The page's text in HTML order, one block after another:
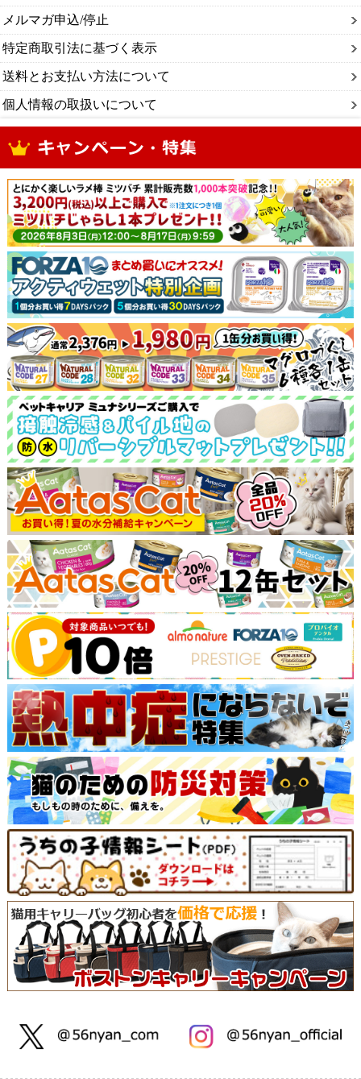
メルマガ申込/停止
特定商取引法に基づく表示
送料とお支払い方法について
個人情報の取扱いについて